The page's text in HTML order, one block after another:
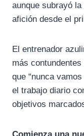
aunque subrayó
afición desde el
El entrenador
más
que “nunca
el trabajo diario
objetivos